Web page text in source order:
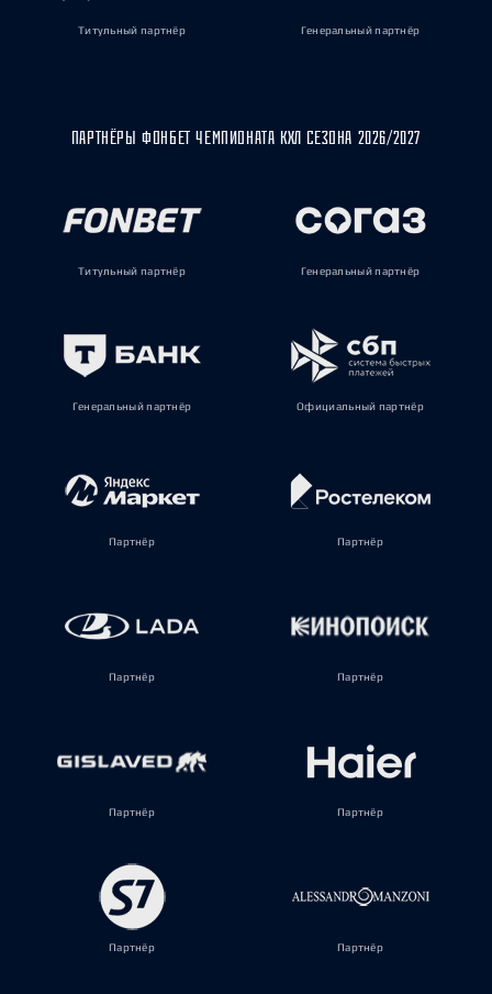
Титульный партнёр Генеральный партнёр
ПАРТНЁРЫ ФОНБЕТ ЧЕМПИОНАТА КХЛ СЕЗОНА 2026/2027
Титульный партнёр Генеральный партнёр
Генеральный партнёр Официальный партнёр
Партнёр Партнёр
Партнёр Партнёр
Партнёр Партнёр
Партнёр Партнёр